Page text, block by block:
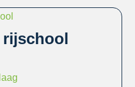
rijschool